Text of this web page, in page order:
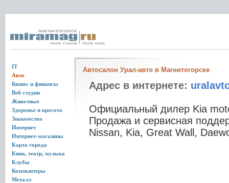
IT
Авто
Бизнес и финансы
Веб-студии
Животные
Здоровье и кросота
Знакомства
Интернет
Интернет-магазины
Карта города
Кино, театр, музыка
Клубы
Компьютеры
Металл
Автосалон Урал-авто в Магнитогорске
Адрес в интернете:
Официальный дилер Kia
Продажа и сервисная
Nissan, Kia, Great Wall,